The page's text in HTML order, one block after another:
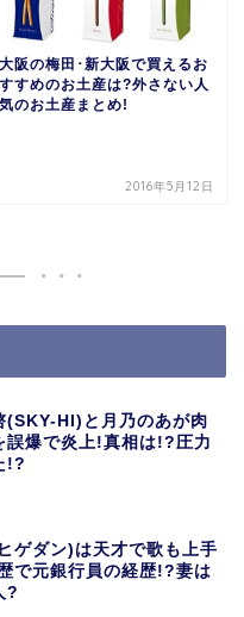
大阪の梅田･新大阪で買えるお
すすめのお土産は?外さない人
気のお土産まとめ!
2016年5月12日
(SKY-HI)と月乃のあが肉
誤爆で炎上!真相は!?圧力
!?
ゲダン)は天才で歌も上手
で元銀行員の経歴!?妻は
?